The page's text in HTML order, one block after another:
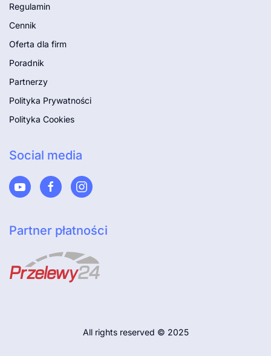
Regulamin
Cennik
Oferta dla firm
Poradnik
Partnerzy
Polityka Prywatności
Polityka Cookies
Social media
Partner płatności
All rights reserved © 2025